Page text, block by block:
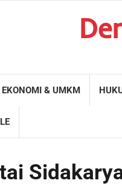
EKONOMI & UMKM